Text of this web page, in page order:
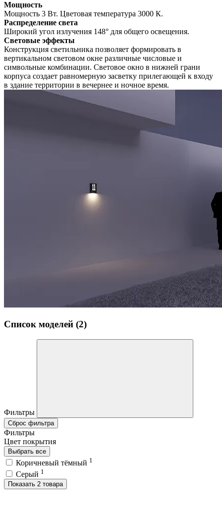
Мощность
Мощность 3 Вт. Цветовая температура 3000 К.
Распределение света
Широкий угол излучения 148° для общего освещения.
Световые эффекты
Конструкция светильника позволяет формировать в
вертикальном световом окне различные числовые и
символьные комбинации. Световое окно в нижней грани
корпуса создает равномерную засветку прилегающей к входу
в здание территории в вечернее и ночное время.
Список моделей (2)
Фильтры
Сброс фильтра
Фильтры
Цвет покрытия
Выбрать все
Коричневый тёмный 1
Серый 1
Показать 2 товара